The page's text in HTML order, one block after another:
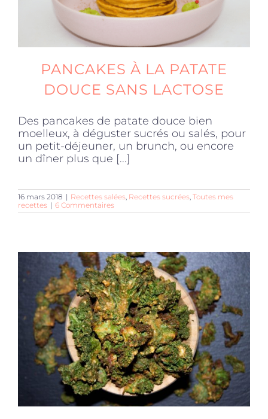
PANCAKES À LA PATATE
DOUCE SANS LACTOSE
Des pancakes de patate douce bien
moelleux, à déguster sucrés ou salés, pour
un petit-déjeuner, un brunch, ou encore
un dîner plus que [...]
16 mars 2018 | Recettes salées Recettes sucrées Toutes mes
recettes | 6 Commentaires